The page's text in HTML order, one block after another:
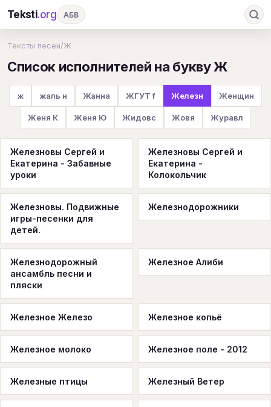
Teksti.org АБВ
И К Л М Н О П Р
Т У Ф Х Ц Ч Э Ю
En A B
H I J K M N O P
Q R S T V W
Z #
Тексты песен/Ж
Список исполнителей на букву Ж
ж жаль н Жанна ЖГУТ f Железн Женщин
Женя К Женя Ю Жидовс Жовя Журавл
Железновы Сергей и
Екатерина - Забавные
уроки
Железновы Сергей и
Екатерина -
Колокольчик
Железновы. Подвижные
игры-песенки для
детей.
Железнодорожники
Железнодорожный
ансамбль песни и
пляски
Железное Алиби
Железное Железо Железное копьё
Железное молоко Железное поле - 2012
Железные птицы Железный Ветер